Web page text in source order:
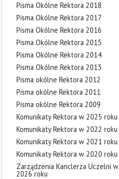
Pisma Okólne Rektora 2018
Pisma Okólne Rektora 2017
Pisma Okólne Rektora 2016
Pisma Okólne Rektora 2015
Pisma Okólne Rektora 2014
Pisma Okólne Rektora 2013
Pisma okólne Rektora 2012
Pisma okólne Rektora 2011
Pisma okólne Rektora 2009
Komunikaty Rektora w 2025 roku
Komunikaty Rektora w 2022 roku
Komunikaty Rektora w 2021 roku
Komunikaty Rektora w 2020 roku
Zarządzenia Kanclerza Uczelni w
2026 roku